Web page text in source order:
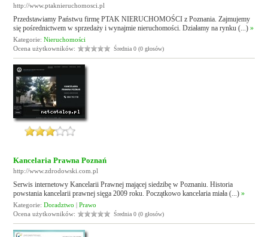
http://www.ptaknieruchomosci.pl
Przedstawiamy Państwu firmę PTAK NIERUCHOMOŚCI z Poznania. Zajmujemy
się pośrednictwem w sprzedaży i wynajmie nieruchomości. Działamy na rynku (...)»
Kategorie:Nieruchomości
Ocena użytkowników:
Średnia 0 (0 głosów)
Kancelaria Prawna Poznań
http://www.zdrodowski.com.pl
Serwis internetowy Kancelarii Prawnej mającej siedzibę w Poznaniu. Historia
powstania kancelarii prawnej sięga 2009 roku. Początkowo kancelaria miała (...)»
Kategorie:Doradztwo |Prawo
Ocena użytkowników:
Średnia 0 (0 głosów)